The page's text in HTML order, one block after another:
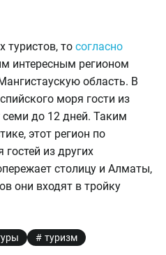
туристов, то согласно
интересным регионом
область. В
моря гости из
семи до 12 дней. Таким
этот регион по
из других
столицу и Алматы,
они входят в тройку
туризм